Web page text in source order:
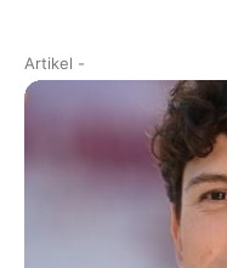
Artikel -